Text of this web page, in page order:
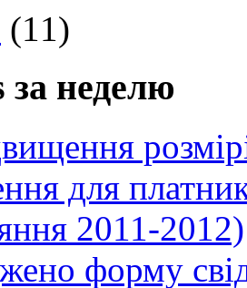
(11)
за неделю
для
2011-2012)
форму